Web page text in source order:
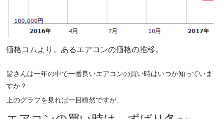
価格コムより。あるエアコンの価格の推移。
皆さんは一年の中で一番良いエアコンの買い時はいつか知っていま
すか？
上のグラフを見れば一目瞭然ですが、